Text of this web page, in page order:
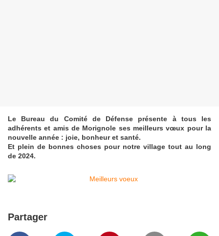
Le Bureau du Comité de Défense présente à tous les
adhérents et amis de Morignole ses meilleurs vœux pour la
nouvelle année : joie, bonheur et santé.
Et plein de bonnes choses pour notre village tout au long
de 2024.
Partager